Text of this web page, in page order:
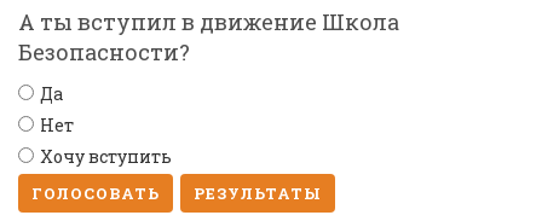
А ты вступил в движение Школа
Безопасности?
Да
Нет
Хочу вступить
ГОЛОСОВАТЬ РЕЗУЛЬТАТЫ